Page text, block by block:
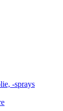
-sprays